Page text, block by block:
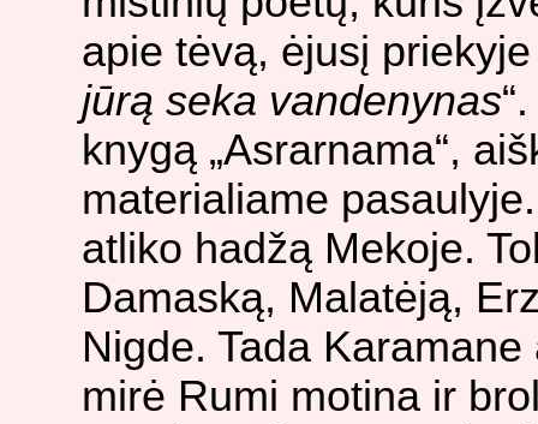
apie tėvą, ėjusį
jūrą seka vandenynas
knygą „Asrarnama“,
materialiame
atliko hadžą Mekoje.
Damaską, Malatėją,
Nigde. Tada
mirė Rumi motina ir